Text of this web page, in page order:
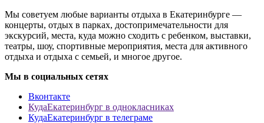
Мы советуем любые варианты отдыха в Екатеринбурге —
концерты, отдых в парках, достопримечательности для
экскурсий, места, куда можно сходить с ребенком, выставки,
театры, шоу, спортивные мероприятия, места для активного
отдыха и отдыха с семьей, и многое другое.
Мы в социальных сетях
Вконтакте
КудаЕкатеринбург в однокласниках
КудаЕкатеринбург в телеграме